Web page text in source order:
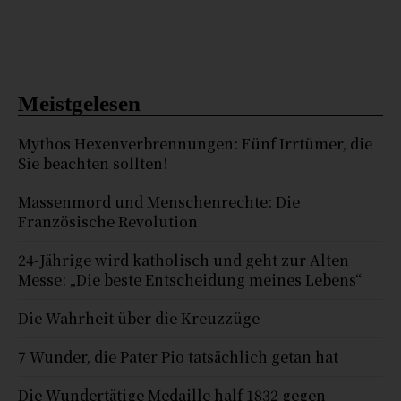
Meistgelesen
Mythos Hexenverbrennungen: Fünf Irrtümer, die
Sie beachten sollten!
Massenmord und Menschenrechte: Die
Französische Revolution
24-Jährige wird katholisch und geht zur Alten
Messe: „Die beste Entscheidung meines Lebens“
Die Wahrheit über die Kreuzzüge
7 Wunder, die Pater Pio tatsächlich getan hat
Die Wundertätige Medaille half 1832 gegen